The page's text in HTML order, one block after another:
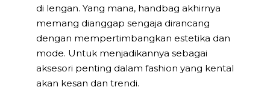
di lengan. Yang mana, handbag akhirnya
memang dianggap sengaja dirancang
dengan mempertimbangkan estetika dan
mode. Untuk menjadikannya sebagai
aksesori penting dalam fashion yang kental
akan kesan dan trendi.